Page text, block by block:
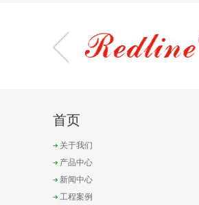
首页
关于我们
产品中心
新闻中心
工程案例